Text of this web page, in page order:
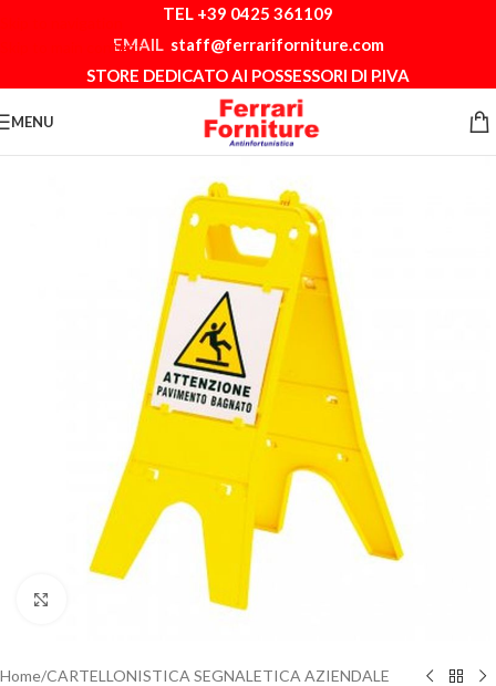
Skip to main content
TEL +39 0425 361109
EMAIL staff@ferrariforniture.com
STORE DEDICATO AI POSSESSORI DI P.IVA
MENU
Home/CARTELLONISTICA SEGNALETICA AZIENDALE